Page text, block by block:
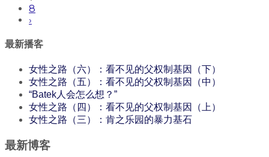
8
›
最新播客
女性之路（六）：看不见的父权制基因（下）
女性之路（五）：看不见的父权制基因（中）
“Batek人会怎么想？”
女性之路（四）：看不见的父权制基因（上）
女性之路（三）：肯之乐园的暴力基石
最新博客